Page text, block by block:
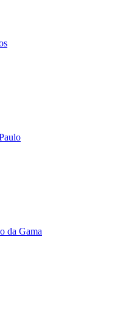
da Gama